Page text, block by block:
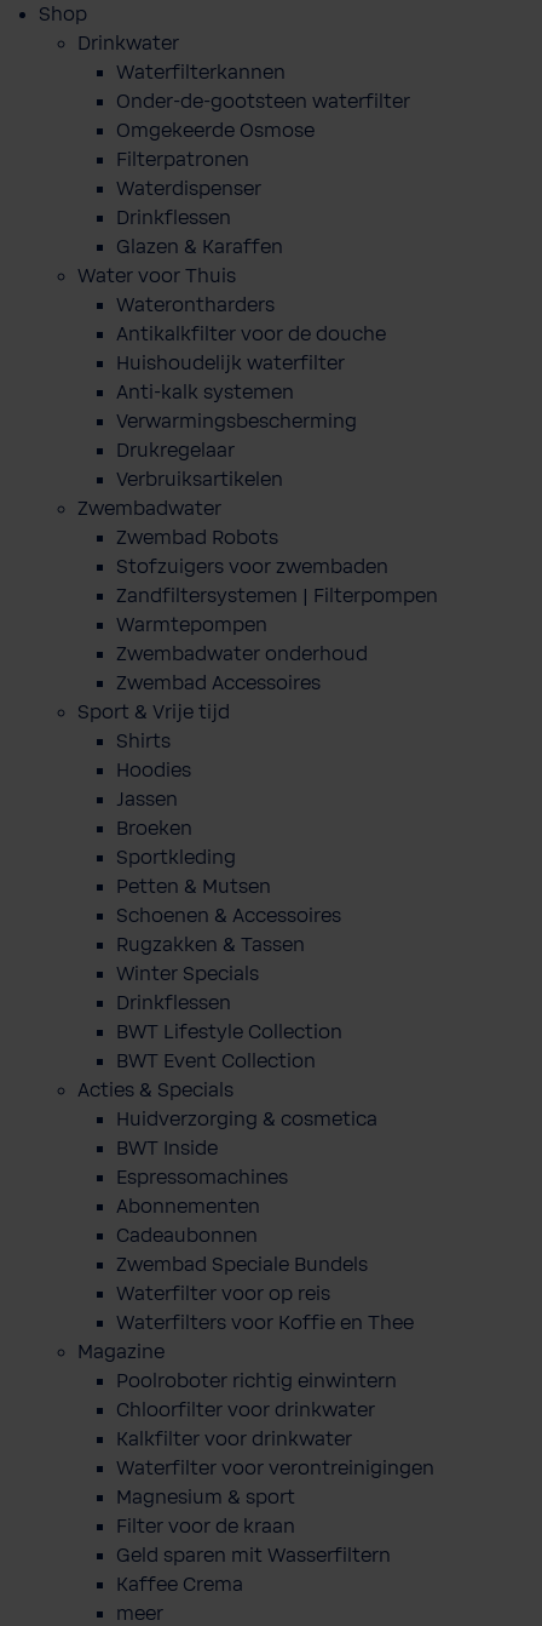
Shop
Drinkwater
Waterfilterkannen
Onder-de-gootsteen waterfilter
Omgekeerde Osmose
Filterpatronen
Waterdispenser
Drinkflessen
Glazen & Karaffen
Water voor Thuis
Waterontharders
Antikalkfilter voor de douche
Huishoudelijk waterfilter
Anti-kalk systemen
Verwarmingsbescherming
Drukregelaar
Verbruiksartikelen
Zwembadwater
Zwembad Robots
Stofzuigers voor zwembaden
Zandfiltersystemen | Filterpompen
Warmtepompen
Zwembadwater onderhoud
Zwembad Accessoires
Sport & Vrije tijd
Shirts
Hoodies
Jassen
Broeken
Sportkleding
Petten & Mutsen
Schoenen & Accessoires
Rugzakken & Tassen
Winter Specials
Drinkflessen
BWT Lifestyle Collection
BWT Event Collection
Acties & Specials
Huidverzorging & cosmetica
BWT Inside
Espressomachines
Abonnementen
Cadeaubonnen
Zwembad Speciale Bundels
Waterfilter voor op reis
Waterfilters voor Koffie en Thee
Magazine
Poolroboter richtig einwintern
Chloorfilter voor drinkwater
Kalkfilter voor drinkwater
Waterfilter voor verontreinigingen
Magnesium & sport
Filter voor de kraan
Geld sparen mit Wasserfiltern
Kaffee Crema
meer